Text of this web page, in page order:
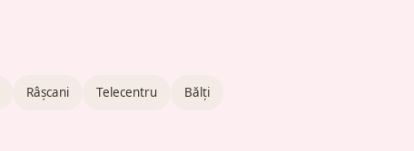
Râșcani Telecentru Bălți